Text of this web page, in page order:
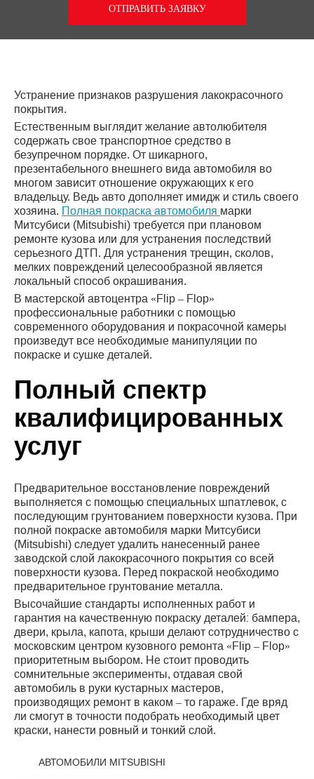
ОТПРАВИТЬ ЗАЯВКУ
Устранение признаков разрушения лакокрасочного
покрытия.
Естественным выглядит желание автолюбителя
содержать свое транспортное средство в
безупречном порядке. От шикарного,
презентабельного внешнего вида автомобиля во
многом зависит отношение окружающих к его
владельцу. Ведь авто дополняет имидж и стиль своего
хозяина. Полная покраска автомобиля марки
Митсубиси (Mitsubishi) требуется при плановом
ремонте кузова или для устранения последствий
серьезного ДТП. Для устранения трещин, сколов,
мелких повреждений целесообразной является
локальный способ окрашивания.
В мастерской автоцентра «Flip – Flop»
профессиональные работники с помощью
современного оборудования и покрасочной камеры
произведут все необходимые манипуляции по
покраске и сушке деталей.
Полный спектр
квалифицированных
услуг
Предварительное восстановление повреждений
выполняется с помощью специальных шпатлевок, с
последующим грунтованием поверхности кузова. При
полной покраске автомобиля марки Митсубиси
(Mitsubishi) следует удалить нанесенный ранее
заводской слой лакокрасочного покрытия со всей
поверхности кузова. Перед покраской необходимо
предварительное грунтование металла.
Высочайшие стандарты исполненных работ и
гарантия на качественную покраску деталей: бампера,
двери, крыла, капота, крыши делают сотрудничество с
московским центром кузовного ремонта «Flip – Flop»
приоритетным выбором. Не стоит проводить
сомнительные эксперименты, отдавая свой
автомобиль в руки кустарных мастеров,
производящих ремонт в каком – то гараже. Где вряд
ли смогут в точности подобрать необходимый цвет
краски, нанести ровный и тонкий слой.
АВТОМОБИЛИ MITSUBISHI